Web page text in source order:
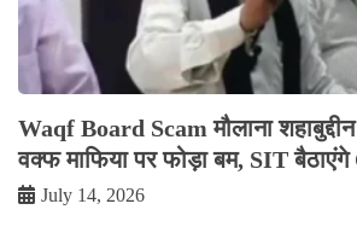
Waqf Board Scam मौलाना
वक्फ माफिया पर फोड़ा बम, SIT बैठाएंगे
July 14, 2026